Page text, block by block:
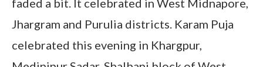
Jhargram and Purulia districts. Karam Puja
celebrated this evening in Khargpur,